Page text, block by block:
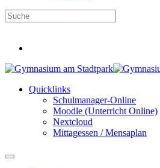
Quicklinks
Schulmanager-Online
Moodle (Unterricht Online)
Nextcloud
Mittagessen / Mensaplan